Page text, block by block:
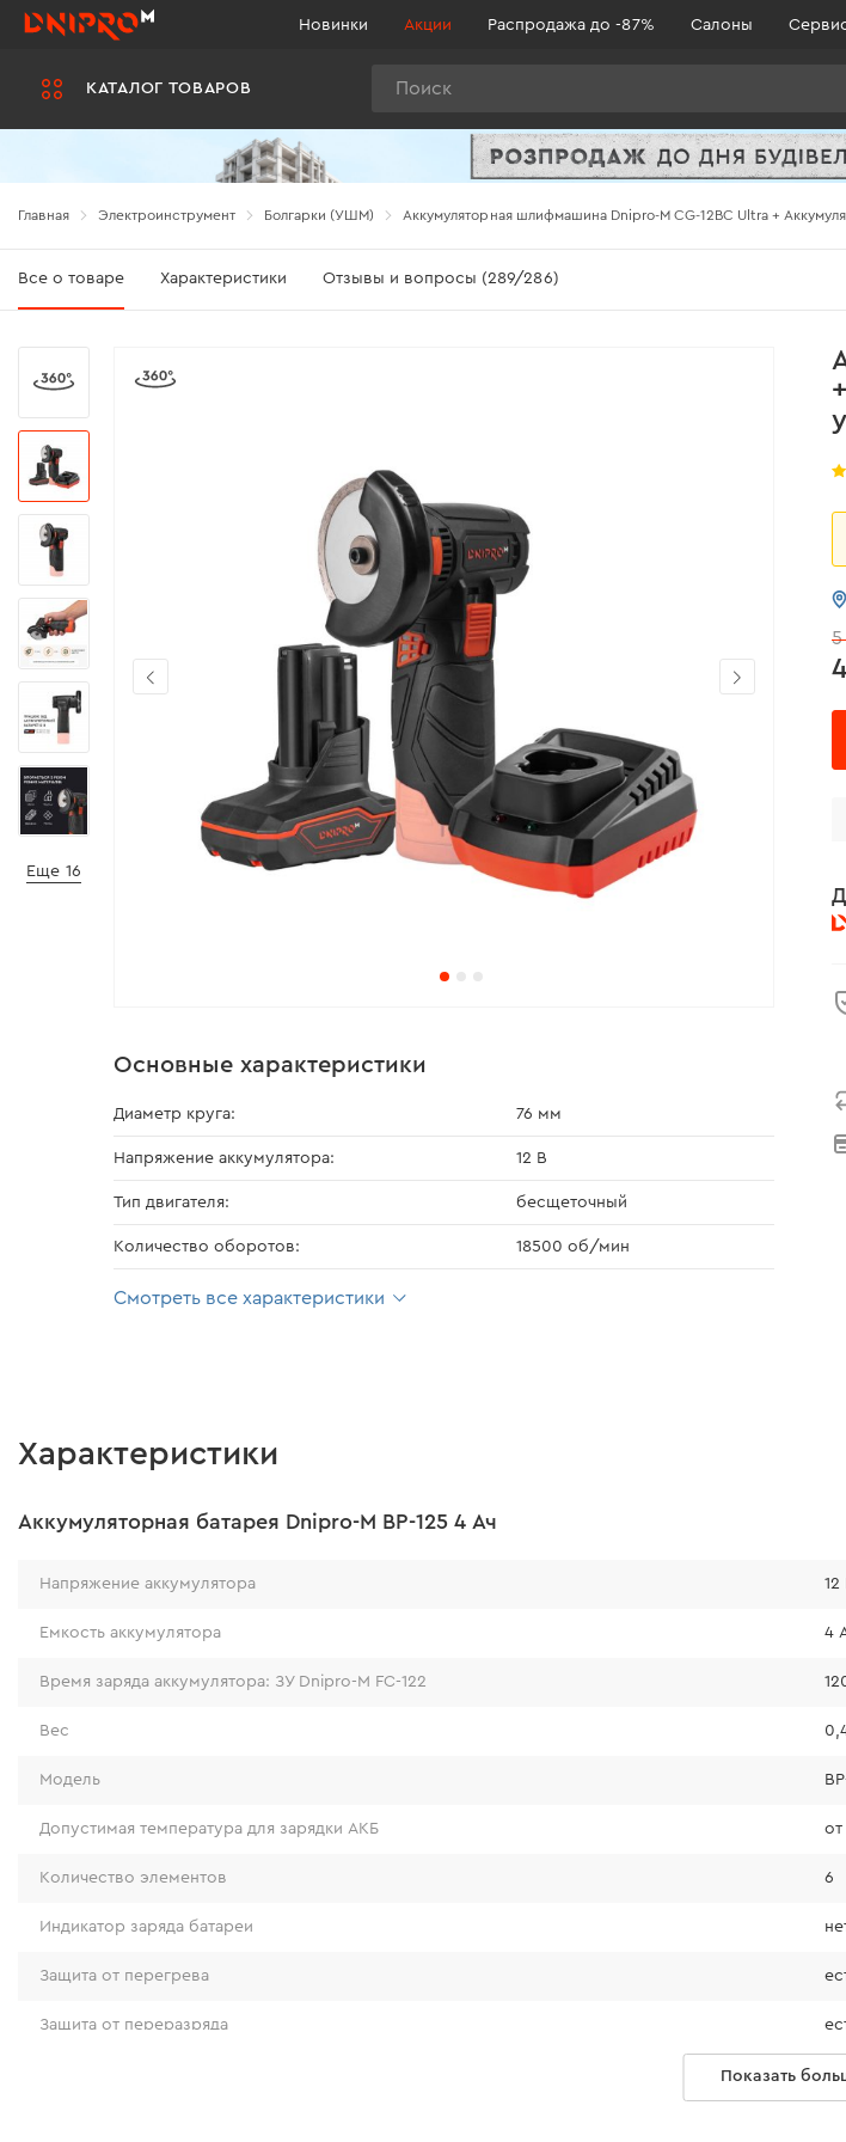
КАТАЛОГ ТОВАРОВ
Новинки Акции Распродажа до -87% Салоны
Главная Электроинструмент Болгарки (УШМ) Аккумуляторная шлифмашина Dnipro-M СG-12BC Ultra +
Все о товаре Характеристики Отзывы и вопросы (289/286)
5
Еще 16
Основные характеристики
Диаметр круга: 76 мм
Напряжение аккумулятора: 12 В
Тип двигателя: бесщеточный
Количество оборотов: 18500 об/мин
Смотреть все характеристики
Характеристики
Аккумуляторная батарея Dnipro-M BP-125 4 Ач
Напряжение аккумулятора 12
Емкость аккумулятора 4
Время заряда аккумулятора: ЗУ Dnipro-M FC-122
Вес
Модель
Допустимая температура для зарядки АКБ от
Количество элементов 6
Индикатор заряда батареи
Защита от перегрева
Защита от переразряда
Показать